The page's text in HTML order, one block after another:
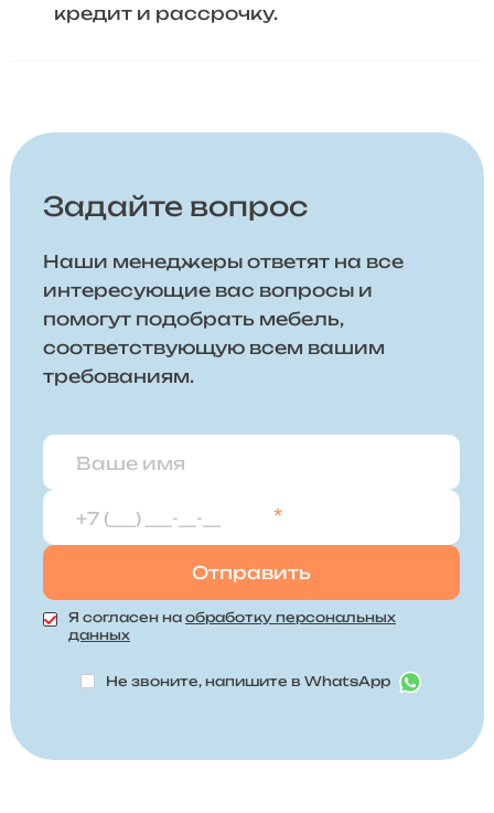
кредит и рассрочку.
Задайте вопрос
Наши менеджеры ответят на все
интересующие вас вопросы и
помогут подобрать мебель,
соответствующую всем вашим
требованиям.
*
Я согласен на обработку персональных
данных
Не звоните, напишите в WhatsApp